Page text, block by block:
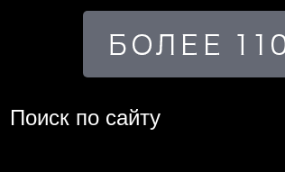
Поиск по сайту